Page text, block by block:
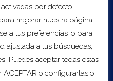
por defecto.
mejorar nuestra página,
a tus preferencias, o para
ajustada a tus búsquedas,
Puedes aceptar todas estas
o configurarlas o